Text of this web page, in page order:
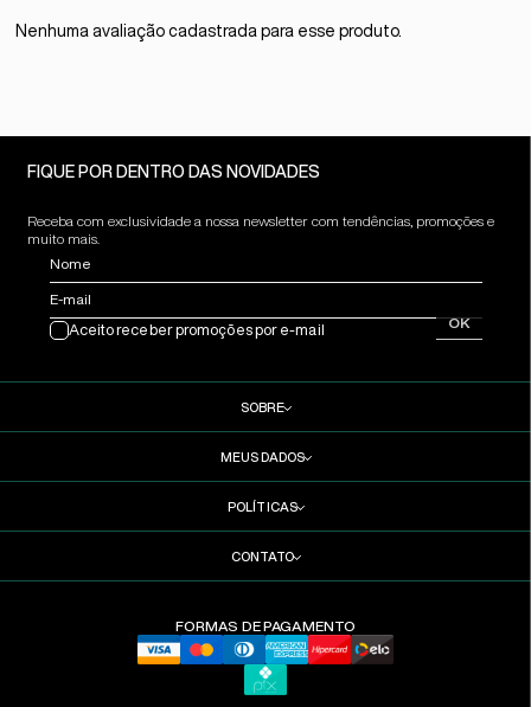
Nenhuma avaliação cadastrada para esse produto.
FIQUE POR DENTRO DAS NOVIDADES
Receba com exclusividade a nossa newsletter com tendências, promoções e
muito mais.
Nome
E-mail
OK
Aceito receber promoções por e-mail
SOBRE
MEUS DADOS
POLÍTICAS
CONTATO
FORMAS DE PAGAMENTO